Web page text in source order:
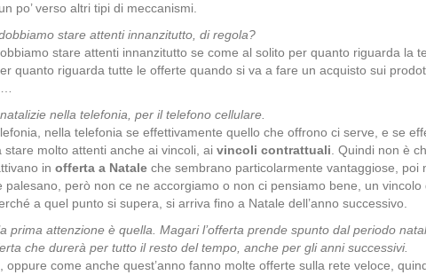
po’ verso altri tipi di meccanismi.
stare attenti innanzitutto, di regola?
stare attenti innanzitutto se come al solito per quanto riguarda la
quanto riguarda tutte le offerte quando si va a fare un acquisto sui
nella telefonia, per il telefono cellulare.
nella telefonia se effettivamente quello che offrono ci serve, e se
stare molto attenti anche ai vincoli, ai vincoli contrattuali . Quindi non è
in offerta a Natale che sembrano particolarmente vantaggiose, poi
palesano, però non ce ne accorgiamo o non ci pensiamo bene, un vincolo
a quel punto si supera, si arriva fino a Natale dell’anno successivo.
prima attenzione è quella. Magari l’offerta prende spunto dal periodo
che durerà per tutto il resto del tempo, anche per gli anni successivi.
oppure come anche quest’anno fanno molte offerte sulla rete veloce,